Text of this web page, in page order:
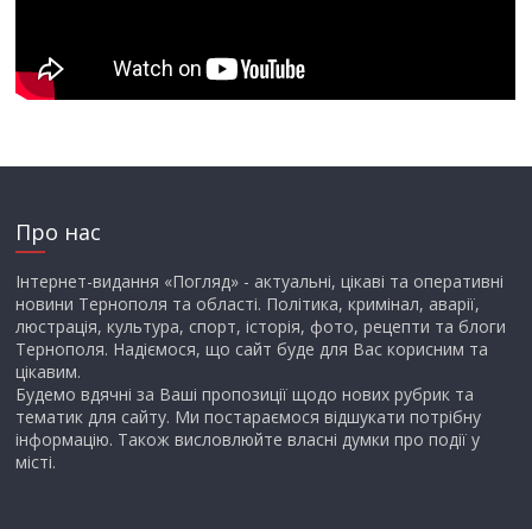
Про нас
Інтернет-видання «Погляд» - актуальні, цікаві та оперативні
новини Тернополя та області. Політика, кримінал, аварії,
люстрація, культура, спорт, історія, фото, рецепти та блоги
Тернополя. Надіємося, що сайт буде для Вас корисним та
цікавим.
Будемо вдячні за Ваші пропозиції щодо нових рубрик та
тематик для сайту. Ми постараємося відшукати потрібну
інформацію. Також висловлюйте власні думки про події у
місті.